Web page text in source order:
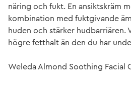
näring och fukt. En ansiktskräm
kombination med fuktgivande
huden och stärker hudbarriären.
högre fetthalt än den du har
Weleda Almond Soothing Facial